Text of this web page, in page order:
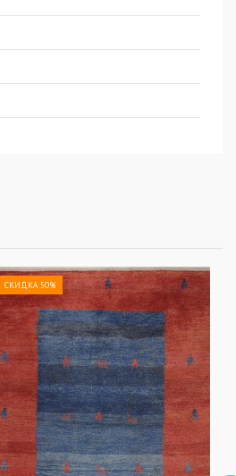
СКИДКА 50%